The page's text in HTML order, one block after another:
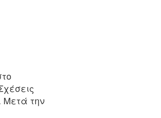
Μετά την